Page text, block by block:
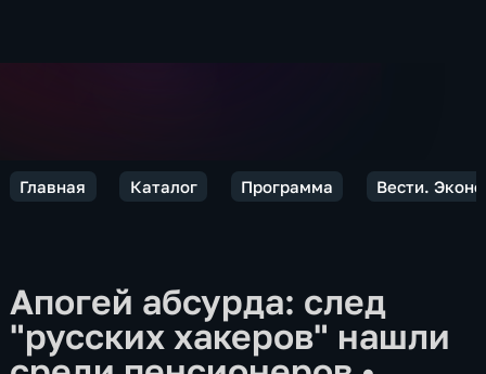
Главная Каталог Программа Вести.
Апогей абсурда: след
"русских хакеров" нашли